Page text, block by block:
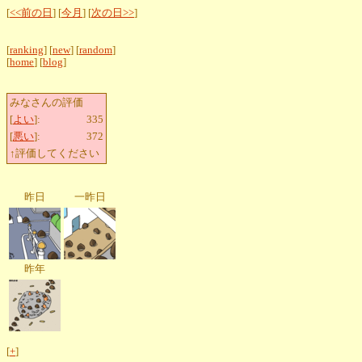
[<<前の日 ] [今月 ] [次の日>>]
[ranking] [new] [random]
[home] [blog]
みなさんの評価
[よい]:
335
[悪い]:
372
↑評価してください
昨日 一昨日
昨年
[+]